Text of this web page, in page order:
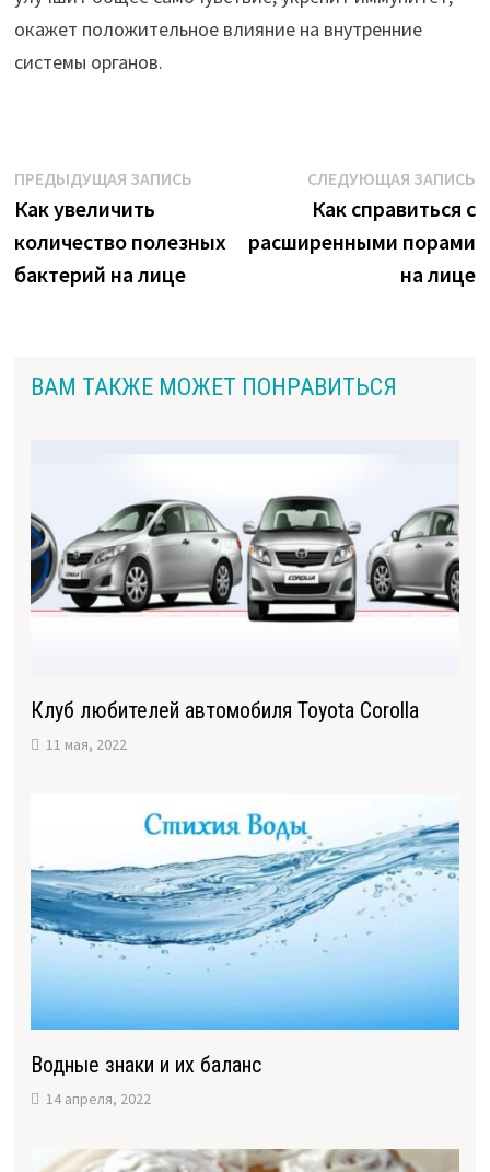
окажет положительное влияние на внутренние
системы органов.
Навигация
по
записям
ПРЕДЫДУЩАЯ ЗАПИСЬПредыдущая
Как увеличить
количество полезных
бактерий на лице
СЛЕДУЮЩАЯ ЗАПИСЬ
Как справиться с
расширенными порами
на лице
ВАМ ТАКЖЕ МОЖЕТ ПОНРАВИТЬСЯ
Клуб любителей автомобиля Toyota Corolla
11 мая, 2022
Водные знаки и их баланс
14 апреля, 2022